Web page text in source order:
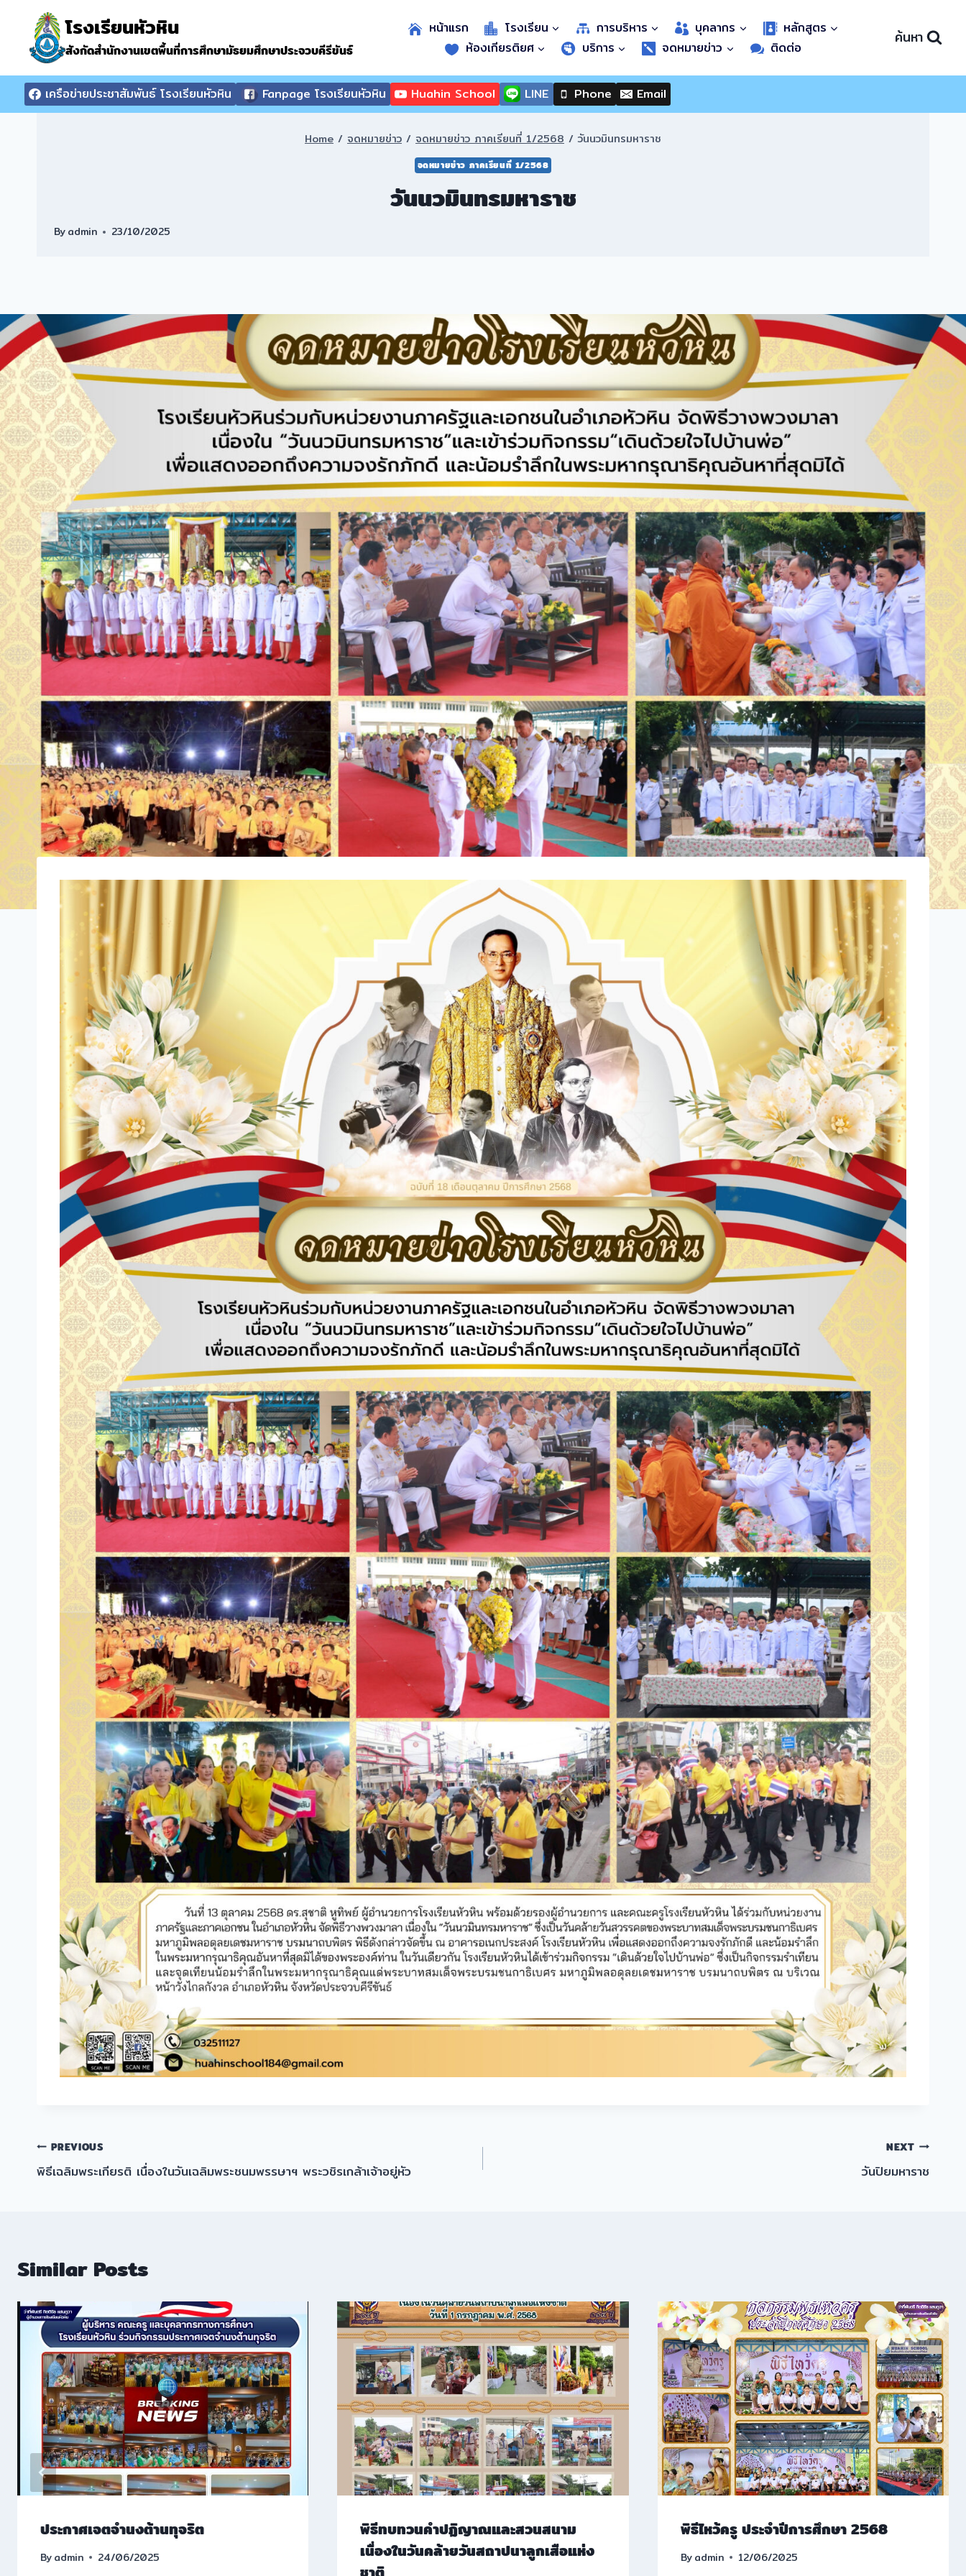
content
โรงเรียนหัวหิน
สังกัดสำนักงานเขตพื้นที่การศึกษามัธยมศึกษาประจวบคีรีขันธ์
หน้าแรก โรงเรียน การบริหาร บุคลากร
หลักสูตร
ห้องเกียรติยศ
บริการ จดหมายข่าว ติดต่อ
ค้นหา
เครือข่ายประชาสัมพันธ์ โรงเรียนหัวหิน Fanpage โรงเรียนหัวหิน Huahin School LINE Phone Email
Home / จดหมายข่าว / จดหมายข่าว ภาคเรียนที่ 1/2568 / วันนวมินทรมหาราช
จดหมายข่าว ภาคเรียนที่ 1/2568
วันนวมินทรมหาราช
Byadmin 23/10/2025
แนะแนว
เรื่อง
PREVIOUS
พิธีเฉลิมพระเกียรติ เนื่องในวันเฉลิมพระชนมพรรษาฯ พระวชิรเกล้าเจ้าอยู่หัว
NEXT
วันปิยมหาราช
Similar Posts
ประกาศเจตจำนงต้านทุจริต
Byadmin 24/06/2025
พิธีทบทวนคำปฏิญาณและสวนสนาม
เนื่องในวันคล้ายวันสถาปนาลูกเสือแห่ง
พิธีไหว้ครู ประจำปีการศึกษา 2568
Byadmin 12/06/2025